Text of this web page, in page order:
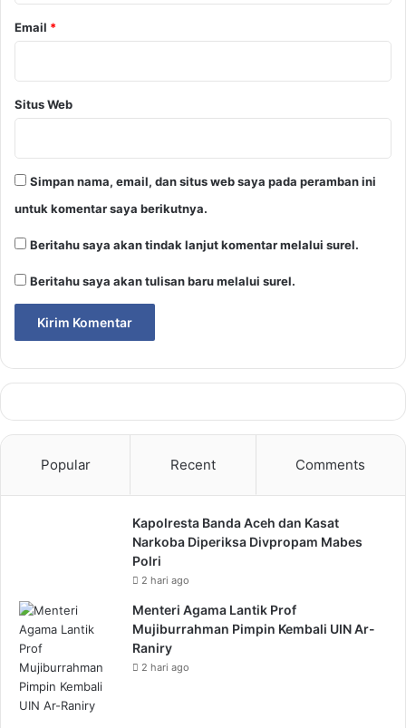
Email *
Situs Web
Simpan nama, email, dan situs web saya pada peramban ini
untuk komentar saya berikutnya.
Beritahu saya akan tindak lanjut komentar melalui surel.
Beritahu saya akan tulisan baru melalui surel.
Popular Recent Comments
Kapolresta Banda Aceh dan Kasat
Narkoba Diperiksa Divpropam Mabes
Polri
2 hari ago
Menteri Agama Lantik Prof
Mujiburrahman Pimpin Kembali UIN Ar-
Raniry
2 hari ago